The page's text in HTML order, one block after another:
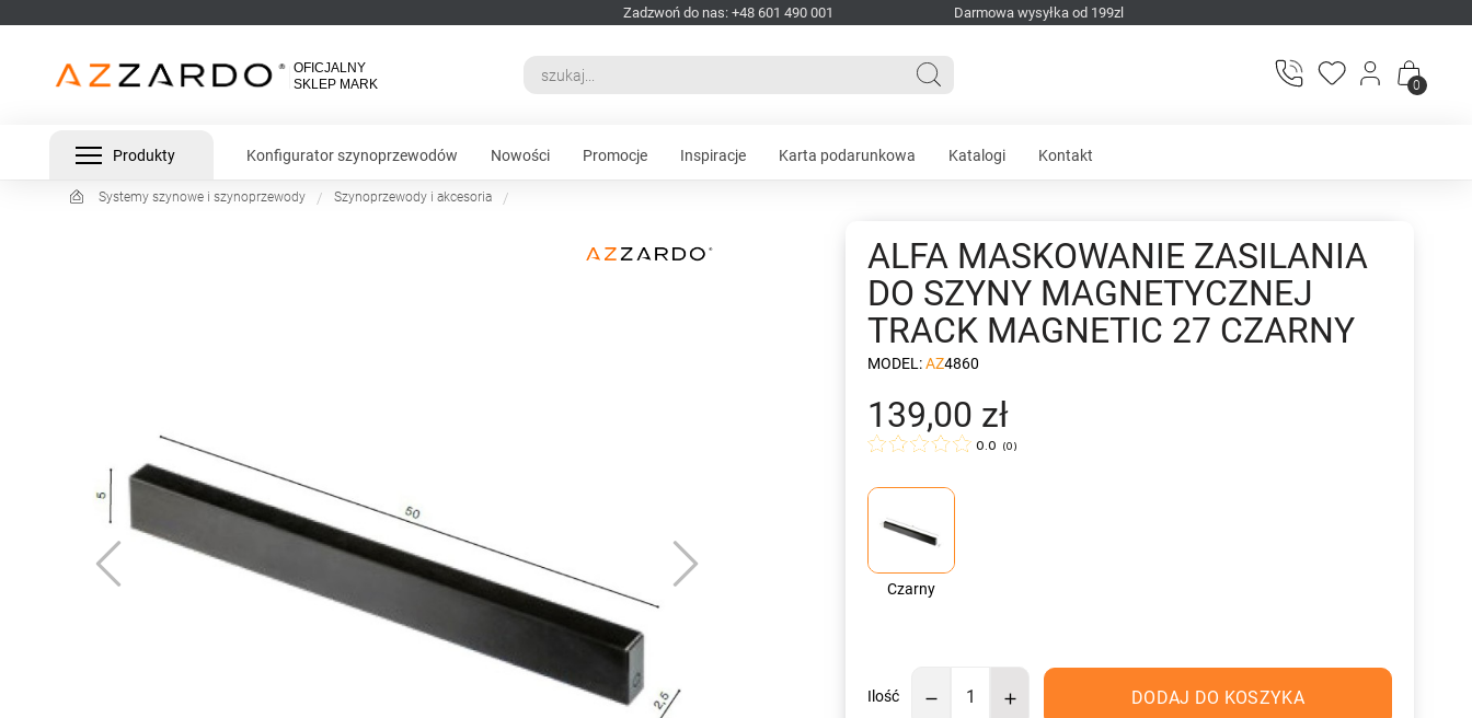
Zadzwoń do nas: +48 601 490 001 Darmowa wysyłka od 199zl
0
Produkty Konfigurator szynoprzewodów Nowości Promocje Inspiracje Karta podarunkowa Katalogi Kontakt
Systemy szynowe i szynoprzewody Szynoprzewody i akcesoria
ALFA MASKOWANIE ZASILANIA
DO SZYNY MAGNETYCZNEJ
TRACK MAGNETIC 27 CZARNY
MODEL:AZ4860
139,00 zł
0.0 (0)
Czarny
Ilość DODAJ DO KOSZYKA